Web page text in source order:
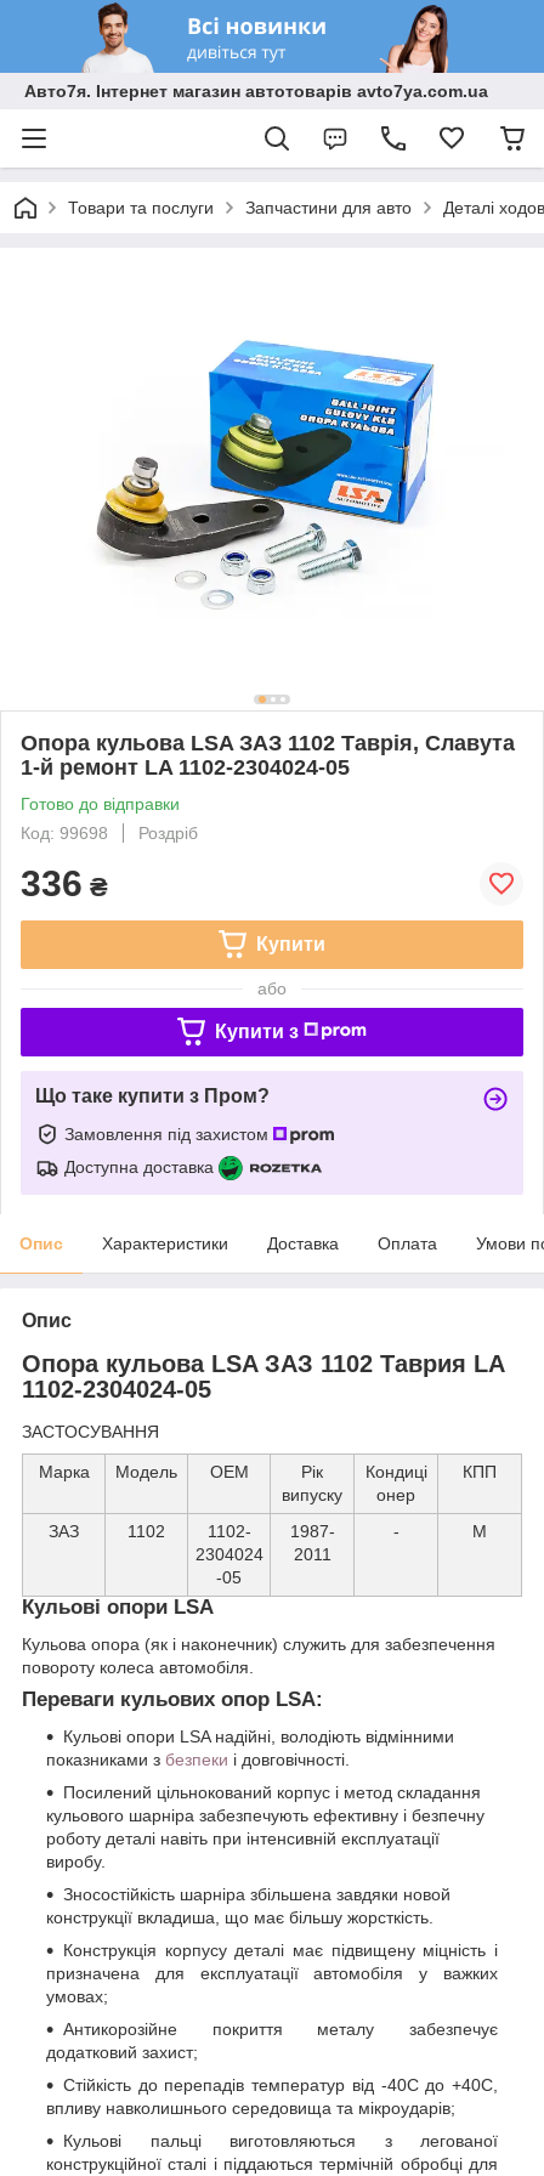
Авто7я. Інтернет магазин автотоварів avto7ya.com.ua
Товари та послуги Запчастини для авто Деталі
Опора кульова LSA ЗАЗ 1102 Таврія, Славута
1-й ремонт LA 1102-2304024-05
Готово до відправки
Код: 99698
Роздріб
336 ₴
Купити
або
Купити з
Що таке купити з Пром?
Замовлення під захистом
Доступна доставка
Опис Характеристики Доставка Оплата Умови
Опис
Опора кульова LSA ЗАЗ 1102 Таврия LA
1102-2304024-05
ЗАСТОСУВАННЯ
Марка Модель ОЕМ
Рік
випуску
Кондиці
онер
КПП
ЗАЗ 1102
1102-
2304024
-05
1987-
2011
- М
Кульові опори LSA
Кульова опора (як і наконечник) служить для забезпечення
повороту колеса автомобіля.
Переваги кульових опор LSA:
Кульові опори LSA надійні, володіють відмінними
показниками з безпеки і довговічності.
Посилений цільнокований корпус і метод складання
кульового шарніра забезпечують ефективну і безпечну
роботу деталі навіть при інтенсивній експлуатації
виробу.
Зносостійкість шарніра збільшена завдяки новой
конструкції вкладиша, що має більшу жорсткість.
Конструкція корпусу деталі має підвищену міцність і
призначена для експлуатації автомобіля у важких
умовах;
Антикорозійне покриття металу забезпечує
додатковий захист;
Стійкість до перепадів температур від -40C до +40С,
впливу навколишнього середовища та мікроударів;
Кульові пальці виготовляються з легованої
конструкційної сталі і піддаються термічній обробці для